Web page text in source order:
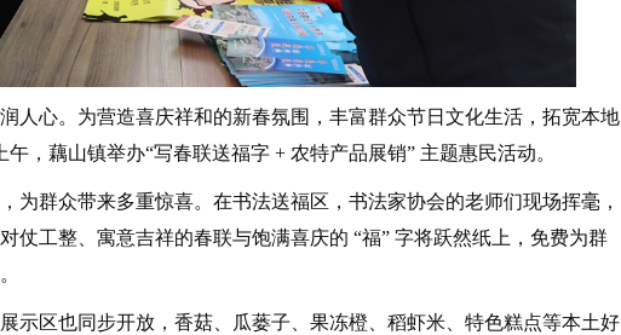
心。为营造喜庆祥和的新春氛围，丰富群众节日文化生活，拓宽本地
，藕山镇举办“写春联送福字 + 农特产品展销” 主题惠民活动。
群众带来多重惊喜。在书法送福区，书法家协会的老师们现场挥毫，
仗工整、寓意吉祥的春联与饱满喜庆的 “福” 字将跃然纸上，免费为群
区也同步开放，香菇、瓜蒌子、果冻橙、稻虾米、特色糕点等本土好